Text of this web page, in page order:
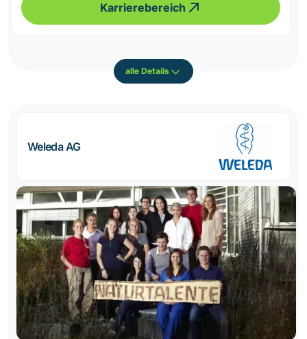
Karrierebereich
alle Details
Weleda AG